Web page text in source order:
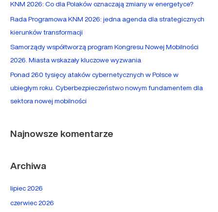
l
a
:
KNM 2026: Co dla Polaków oznaczają zmiany w energetyce?
Rada Programowa KNM 2026: jedna agenda dla strategicznych
kierunków transformacji
Samorządy współtworzą program Kongresu Nowej Mobilności
2026. Miasta wskazały kluczowe wyzwania
Ponad 260 tysięcy ataków cybernetycznych w Polsce w
ubiegłym roku. Cyberbezpieczeństwo nowym fundamentem dla
sektora nowej mobilności
Najnowsze komentarze
Archiwa
lipiec 2026
czerwiec 2026